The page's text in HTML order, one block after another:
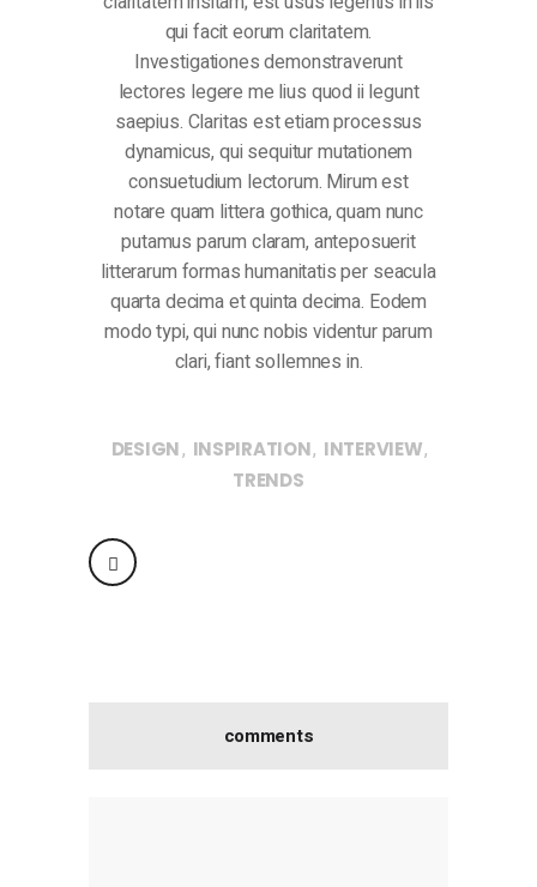
qui facit eorum claritatem.
Investigationes demonstraverunt
lectores legere me lius quod ii legunt
saepius. Claritas est etiam processus
dynamicus, qui sequitur mutationem
consuetudium lectorum. Mirum est
notare quam littera gothica, quam nunc
putamus parum claram, anteposuerit
litterarum formas humanitatis per seacula
quarta decima et quinta decima. Eodem
modo typi, qui nunc nobis videntur parum
clari, fiant sollemnes in.
DESIGN, INSPIRATION, INTERVIEW,
TRENDS
comments